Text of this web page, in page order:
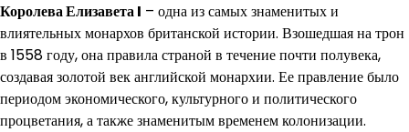
Королева Елизавета I – одна из самых знаменитых и
влиятельных монархов британской истории. Взошедшая на трон
в 1558 году, она правила страной в течение почти полувека,
создавая золотой век английской монархии. Ее правление было
периодом экономического, культурного и политического
процветания, а также знаменитым временем колонизации.